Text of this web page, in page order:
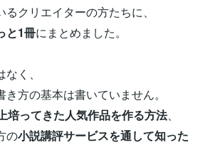
クリエイターの方たちに、
と1冊にまとめました。
く、
き方の基本は書いていません。
培ってきた人気作品を作る方法、
の小説講評サービスを通して知った